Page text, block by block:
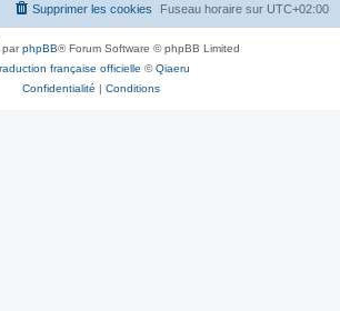
Fuseau horaire sur UTC+02:00
Supprimer les cookies
parphpBB® Forum Software © phpBB Limited
française officielle ©Qiaeru
Confidentialité | Conditions